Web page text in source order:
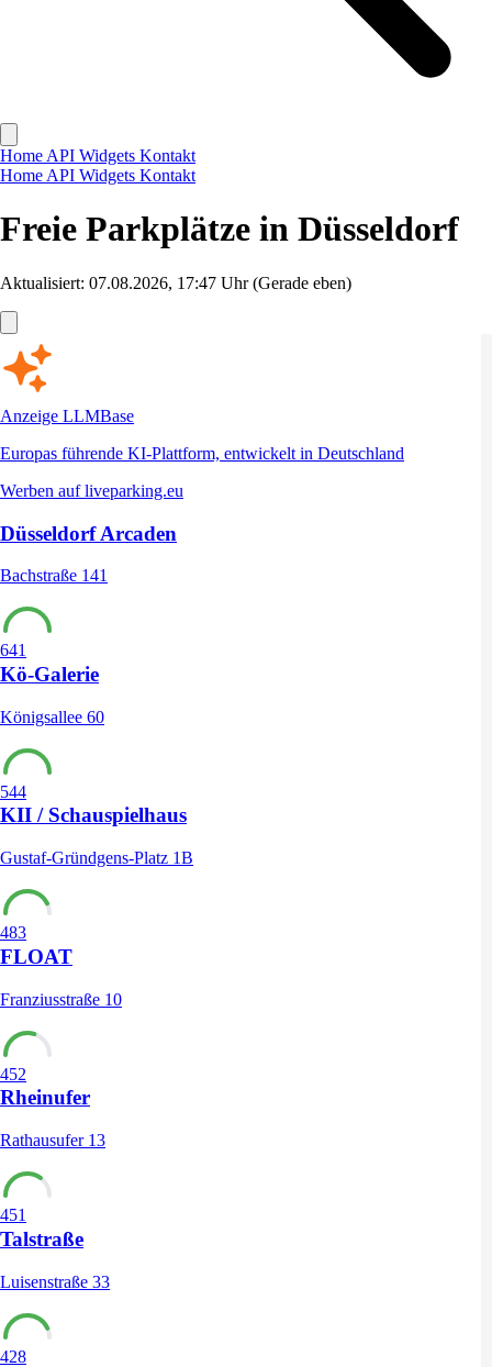
Home API Widgets Kontakt
Home API Widgets Kontakt
Freie Parkplätze in Düsseldorf
Aktualisiert: 07.08.2026, 17:47 Uhr(Gerade eben)
Anzeige LLMBase
Europas führende KI-Plattform, entwickelt in Deutschland
Werben auf liveparking.eu
Düsseldorf Arcaden
Bachstraße 141
641
Kö-Galerie
Königsallee 60
544
KII / Schauspielhaus
Gustaf-Gründgens-Platz 1B
483
FLOAT
Franziusstraße 10
452
Rheinufer
Rathausufer 13
451
Talstraße
Luisenstraße 33
428